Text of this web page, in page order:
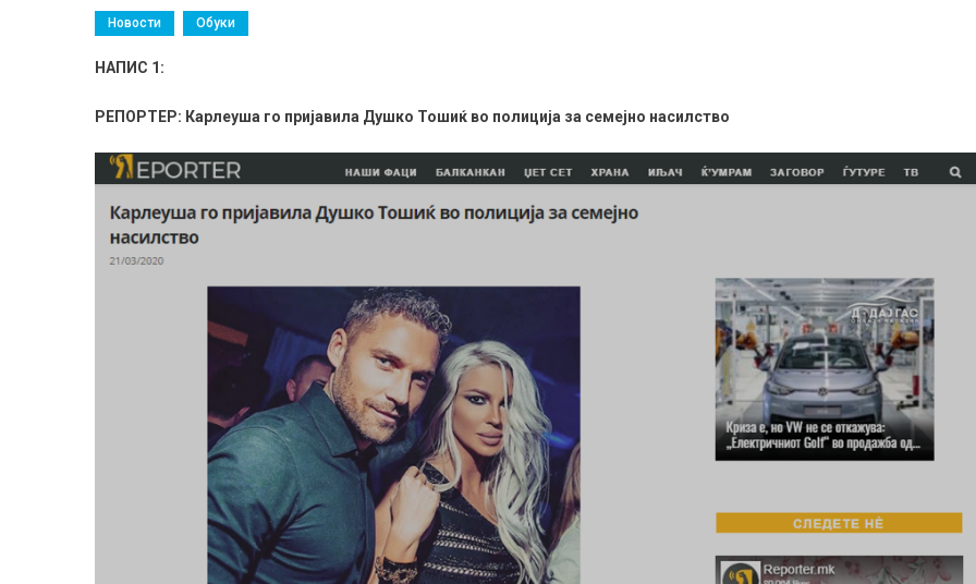
Новости Обуки
НАПИС 1:
РЕПОРТЕР: Карлеуша го пријавила Душко Тошиќ во полиција за семејно насилство